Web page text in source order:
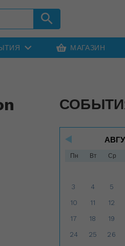
МАГАЗИН
Пн Вт Ср
3 4 5
10 11 12
17 18 19
24 25 26